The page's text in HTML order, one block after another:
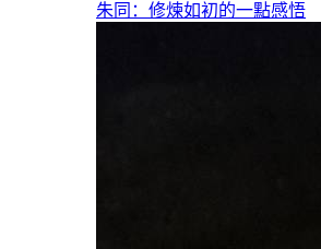
朱同：修煉如初的一點感悟